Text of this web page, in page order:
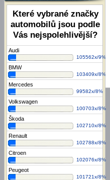
Které vybrané značky
automobilů jsou podle
Vás nejspolehlivější?
Audi
105562x/9%
BMW
103409x/8%
Mercedes
99582x/8%
Volkswagen
100703x/8%
Škoda
102710x/8%
Renault
102788x/8%
Citroen
102076x/8%
Peugeot
101721x/8%